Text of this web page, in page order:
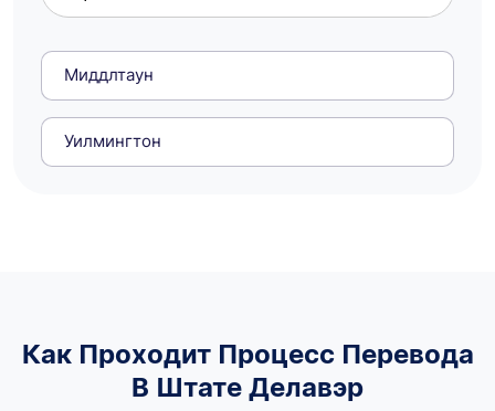
Миддлтаун
Уилмингтон
Как Проходит Процесс Перевода
В Штате Делавэр